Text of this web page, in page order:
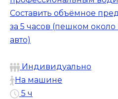
Составить объёмное
за 5 часов (пешком
авто)
Индивидуально
На машине
5 ч